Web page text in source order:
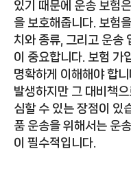
있기 때문에 운송 보험
을 보호해줍니다. 보험
치와 종류, 그리고 운송
이 중요합니다. 보험 가
명확하게 이해해야 합
발생하지만 그 대비책
심할 수 있는 장점이 있
품 운송을 위해서는 운
이 필수적입니다.